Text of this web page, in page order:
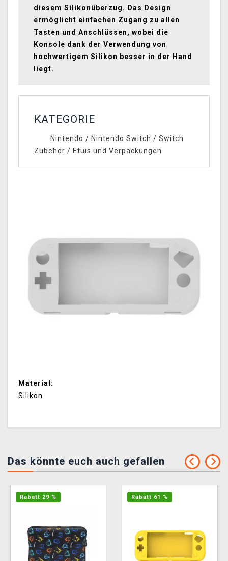
diesem Silikonüberzug. Das Design
ermöglicht einfachen Zugang zu allen
Tasten und Anschlüssen, wobei die
Konsole dank der Verwendung von
hochwertigem Silikon besser in der Hand
liegt.
KATEGORIE
Nintendo / Nintendo Switch / Switch
Zubehör / Etuis und Verpackungen
Material:
Silikon
Das könnte euch auch gefallen
Rabatt 29 % Rabatt 61 %